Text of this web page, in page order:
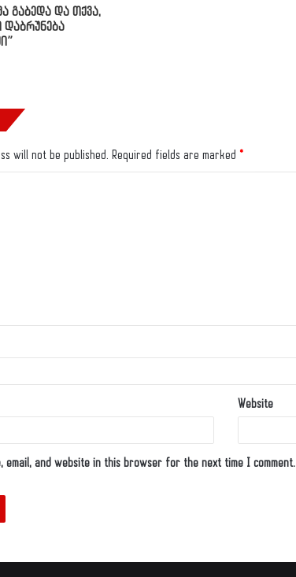
გაბედა და თქვა,
დაბრუნება
will not be published. Required fields are marked *
Website
email, and website in this browser for the next time I comment.